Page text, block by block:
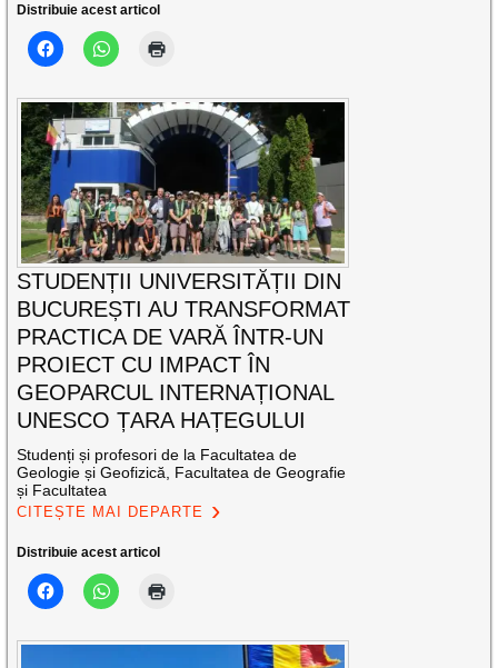
Distribuie acest articol
STUDENȚII UNIVERSITĂȚII DIN
BUCUREȘTI AU TRANSFORMAT
PRACTICA DE VARĂ ÎNTR-UN
PROIECT CU IMPACT ÎN
GEOPARCUL INTERNAȚIONAL
UNESCO ȚARA HAȚEGULUI
Studenți și profesori de la Facultatea de
Geologie și Geofizică, Facultatea de Geografie
și Facultatea
CITEȘTE MAI DEPARTE
Distribuie acest articol